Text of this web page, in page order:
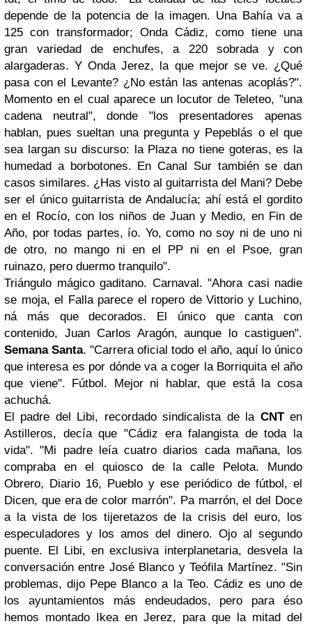
depende de la potencia de la imagen. Una Bahía va a
125 con transformador; Onda Cádiz, como tiene una
gran variedad de enchufes, a 220 sobrada y con
alargaderas. Y Onda Jerez, la que mejor se ve. ¿Qué
pasa con el Levante? ¿No están las antenas acoplás?".
Momento en el cual aparece un locutor de Teleteo, "una
cadena neutral", donde "los presentadores apenas
hablan, pues sueltan una pregunta y Pepeblás o el que
sea largan su discurso: la Plaza no tiene goteras, es la
humedad a borbotones. En Canal Sur también se dan
casos similares. ¿Has visto al guitarrista del Mani? Debe
ser el único guitarrista de Andalucía; ahí está el gordito
en el Rocío, con los niños de Juan y Medio, en Fin de
Año, por todas partes, ío. Yo, como no soy ni de uno ni
de otro, no mango ni en el PP ni en el Psoe, gran
ruinazo, pero duermo tranquilo".
Triángulo mágico gaditano. Carnaval. "Ahora casi nadie
se moja, el Falla parece el ropero de Vittorio y Luchino,
ná más que decorados. El único que canta con
contenido, Juan Carlos Aragón, aunque lo castiguen".
Semana Santa. "Carrera oficial todo el año, aquí lo único
que interesa es por dónde va a coger la Borriquita el año
que viene". Fútbol. Mejor ni hablar, que está la cosa
achuchá.
El padre del Libi, recordado sindicalista de la CNTen
Astilleros, decía que "Cádiz era falangista de toda la
vida". "Mi padre leía cuatro diarios cada mañana, los
compraba en el quiosco de la calle Pelota. Mundo
Obrero, Diario 16, Pueblo y ese periódico de fútbol, el
Dicen, que era de color marrón". Pa marrón, el del Doce
a la vista de los tijeretazos de la crisis del euro, los
especuladores y los amos del dinero. Ojo al segundo
puente. El Libi, en exclusiva interplanetaria, desvela la
conversación entre José Blanco y Teófila Martínez. "Sin
problemas, dijo Pepe Blanco a la Teo. Cádiz es uno de
los ayuntamientos más endeudados, pero para éso
hemos montado Ikea en Jerez, para que la mitad del